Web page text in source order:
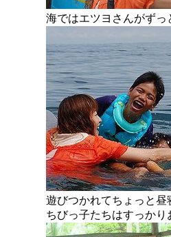
海ではエツヨさんがずっ
遊びつかれてちょっと昼
ちびっ子たちはすっかり